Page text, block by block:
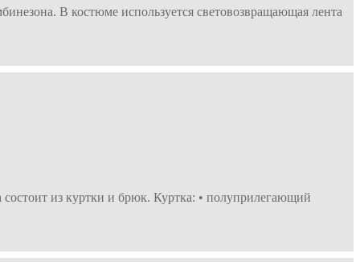
В костюме используется световозвращающая лента
из куртки и брюк. Куртка: • полуприлегающий